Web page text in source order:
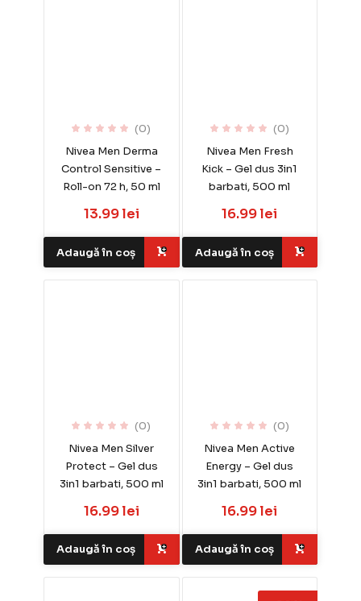
(0)
Nivea Men Derma
Control Sensitive –
Roll-on 72 h, 50 ml
13.99 lei
Adaugă în coș
(0)
Nivea Men Fresh
Kick – Gel dus 3in1
barbati, 500 ml
16.99 lei
Adaugă în coș
(0)
Nivea Men Silver
Protect – Gel dus
3in1 barbati, 500 ml
16.99 lei
Adaugă în coș
(0)
Nivea Men Active
Energy – Gel dus
3in1 barbati, 500 ml
16.99 lei
Adaugă în coș